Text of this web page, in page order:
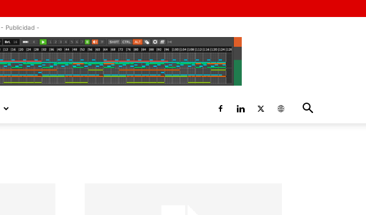
- Publicidad -